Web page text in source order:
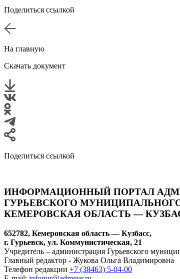
Поделиться ссылкой
На главную
Скачать документ
Поделиться ссылкой
ИНФОРМАЦИОННЫЙ ПОРТАЛ
ГУРЬЕВСКОГО
КЕМЕРОВСКАЯ ОБЛАСТЬ —
652782, Кемеровская область — Кузбасс,
г. Гурьевск, ул. Коммунистическая, 21
Учредитель – администрация Гурьевского
Главный редактор - Жукова Ольга Владимировна
Телефон редакции +7 (38463) 5-04-00